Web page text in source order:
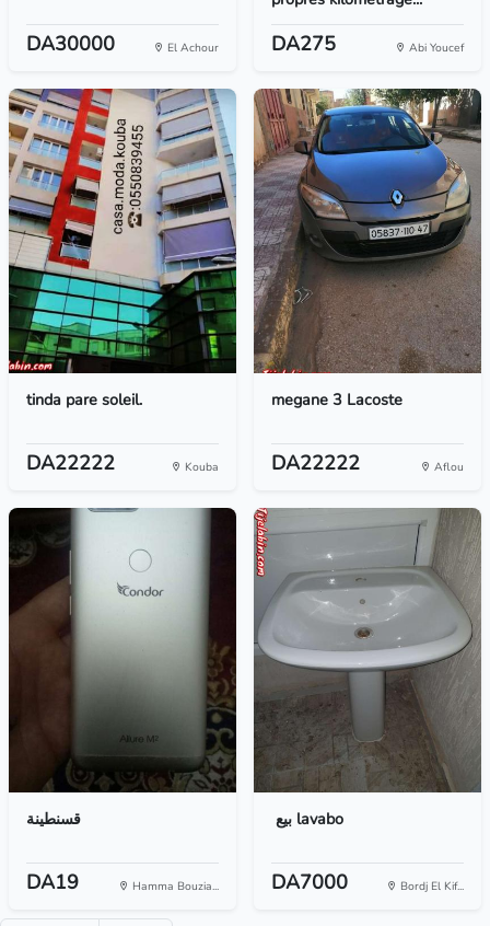
DA30000 El Achour DA275 Abi Youcef
tinda pare soleil.
DA22222 Kouba
megane 3 Lacoste
DA22222 Aflou
قسنطينة
DA19 Hamma Bouzia...
بيع ‏ lavabo
DA7000 Bordj El Kif...